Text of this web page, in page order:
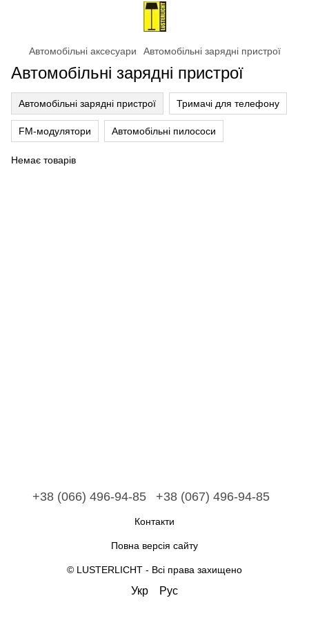
Автомобільні аксесуари Автомобільні зарядні пристрої
Автомобільні зарядні пристрої
Автомобільні зарядні пристрої Тримачі для телефону
FM-модулятори Автомобільні пилососи
Немає товарів
+38 (066) 496-94-85 +38 (067) 496-94-85
Контакти
Повна версія сайту
© LUSTERLICHT - Всі права захищено
Укр Рус